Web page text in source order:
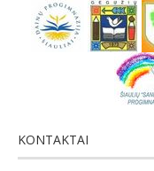
KONTAKTAI